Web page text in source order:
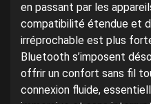
en passant par les
compatibilité étendue et
irréprochable est plus
Bluetooth s’imposent
offrir un confort sans fil
connexion fluide,